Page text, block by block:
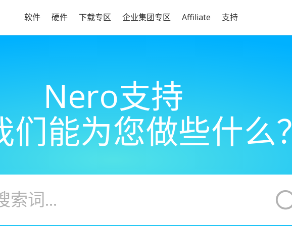
软件 硬件 下载专区 企业集团专区 Affiliate 支持
Nero支持
们能为您做些什么？